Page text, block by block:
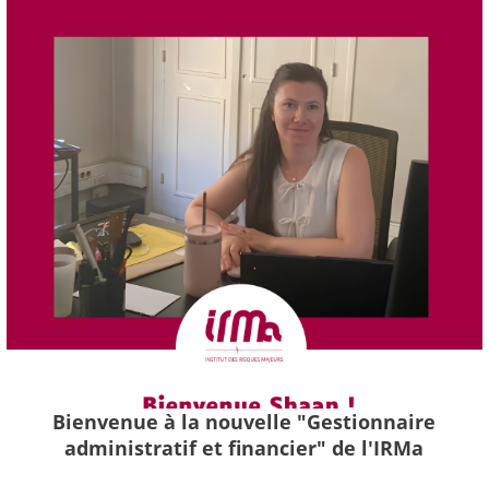
Bienvenue à la nouvelle "Gestionnaire
administratif et financier" de l'IRMa